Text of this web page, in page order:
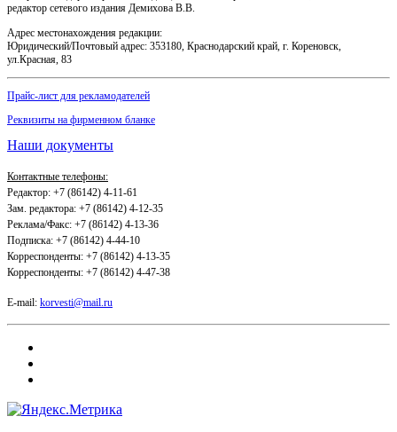
редактор сетевого издания Демихова В.В.
Адрес местонахождения редакции:
Юридический/Почтовый адрес: 353180, Краснодарский край, г. Кореновск,
ул.Красная, 83
Прайс-лист для рекламодателей
Реквизиты на фирменном бланке
Наши документы
Контактные телефоны:
Редактор: +7 (86142) 4-11-61
Зам. редактора: +7 (86142) 4-12-35
Реклама/Факс: +7 (86142) 4-13-36
Подписка: +7 (86142) 4-44-10
Корреспонденты: +7 (86142) 4-13-35
Корреспонденты: +7 (86142) 4-47-38
E-mail: korvesti@mail.ru